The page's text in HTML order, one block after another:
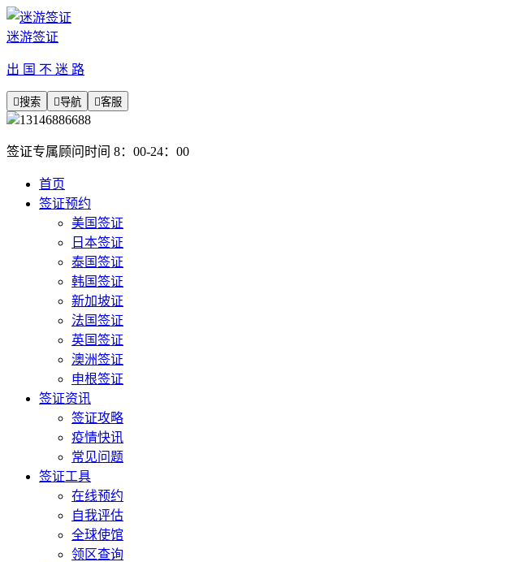
迷游签证
出 国 不 迷 路
搜索 导航 客服
13146886688
签证专属顾问时间 8：00-24：00
首页
签证预约
美国签证
日本签证
泰国签证
韩国签证
新加坡证
法国签证
英国签证
澳洲签证
申根签证
签证资讯
签证攻略
疫情快讯
常见问题
签证工具
在线预约
自我评估
全球使馆
领区查询